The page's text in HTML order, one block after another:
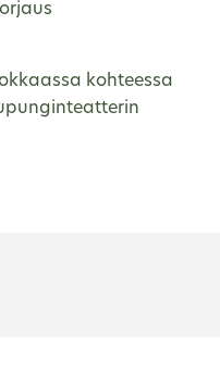
kohteessa